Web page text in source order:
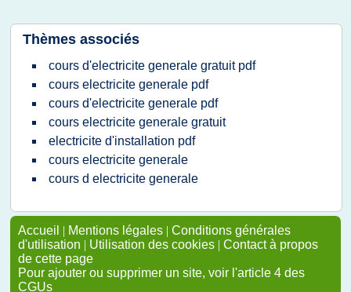
Thèmes associés
cours d'electricite generale gratuit pdf
cours electricite generale pdf
cours d'electricite generale pdf
cours electricite generale gratuit
electricite d'installation pdf
cours electricite generale
cours d electricite generale
Accueil | Mentions légales | Conditions générales
d'utilisation | Utilisation des cookies | Contact à propos
de cette page
Pour ajouter ou supprimer un site, voir l'article 4 des
CGUs